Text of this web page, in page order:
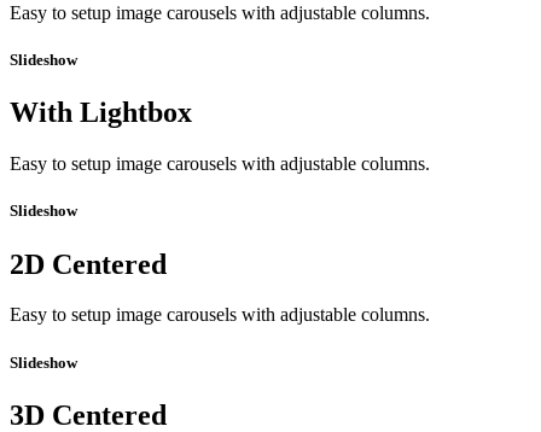
Easy to setup image carousels with adjustable columns.
Slideshow
With Lightbox
Easy to setup image carousels with adjustable columns.
Slideshow
2D Centered
Easy to setup image carousels with adjustable columns.
Slideshow
3D Centered